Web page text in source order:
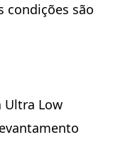
condições são
Ultra Low